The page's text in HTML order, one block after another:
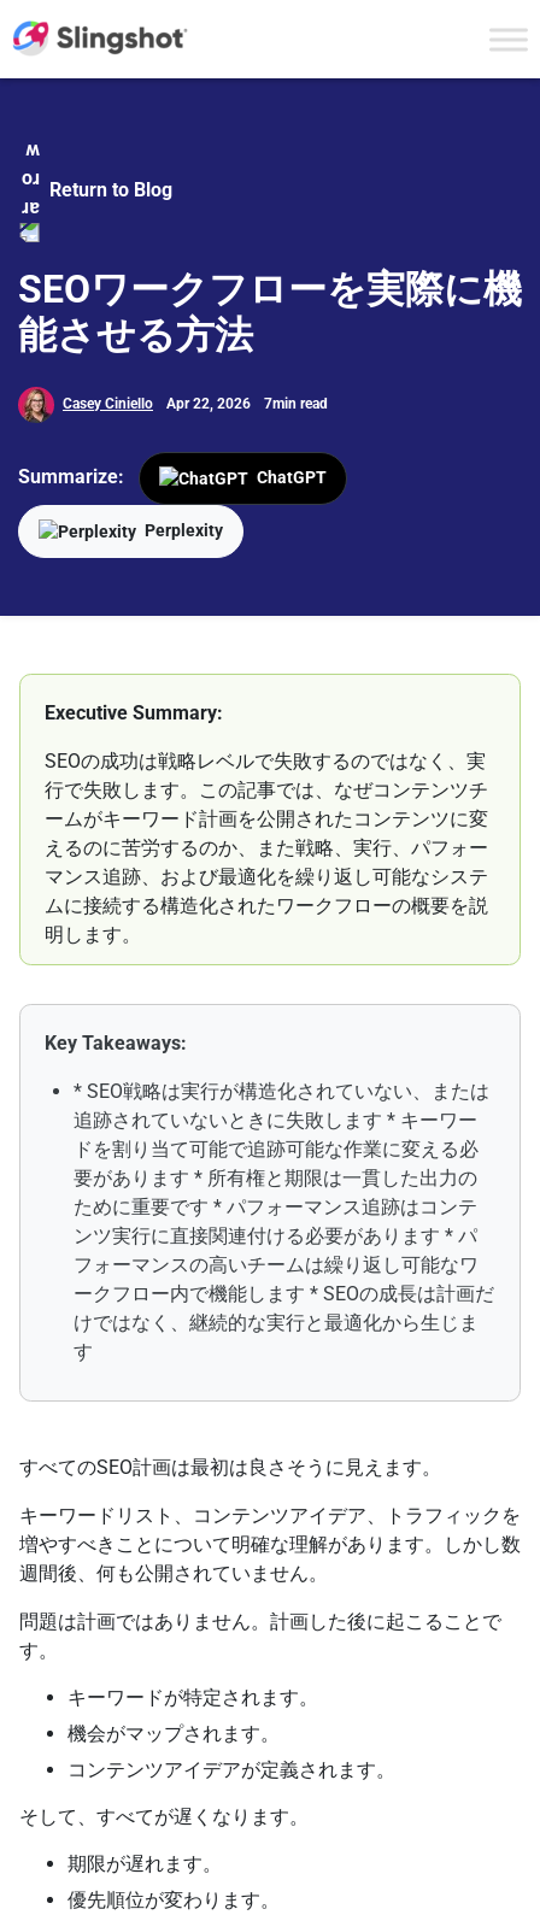
Return to Blog
SEOワークフローを実際に機
能させる方法
Casey Ciniello Apr 22, 2026 7min read
Summarize: ChatGPT
Perplexity
Executive Summary:
SEOの成功は戦略レベルで失敗するのではなく、実
行で失敗します。この記事では、なぜコンテンツチ
ームがキーワード計画を公開されたコンテンツに変
えるのに苦労するのか、また戦略、実行、パフォー
マンス追跡、および最適化を繰り返し可能なシステ
ムに接続する構造化されたワークフローの概要を説
明します。
Key Takeaways:
* SEO戦略は実行が構造化されていない、または
追跡されていないときに失敗します * キーワー
ドを割り当て可能で追跡可能な作業に変える必
要があります * 所有権と期限は一貫した出力の
ために重要です * パフォーマンス追跡はコンテ
ンツ実行に直接関連付ける必要があります * パ
フォーマンスの高いチームは繰り返し可能なワ
ークフロー内で機能します * SEOの成長は計画だ
けではなく、継続的な実行と最適化から生じま
す
すべてのSEO計画は最初は良さそうに見えます。
キーワードリスト、コンテンツアイデア、トラフィックを
増やすべきことについて明確な理解があります。しかし数
週間後、何も公開されていません。
問題は計画ではありません。計画した後に起こることで
す。
キーワードが特定されます。
機会がマップされます。
コンテンツアイデアが定義されます。
そして、すべてが遅くなります。
期限が遅れます。
優先順位が変わります。